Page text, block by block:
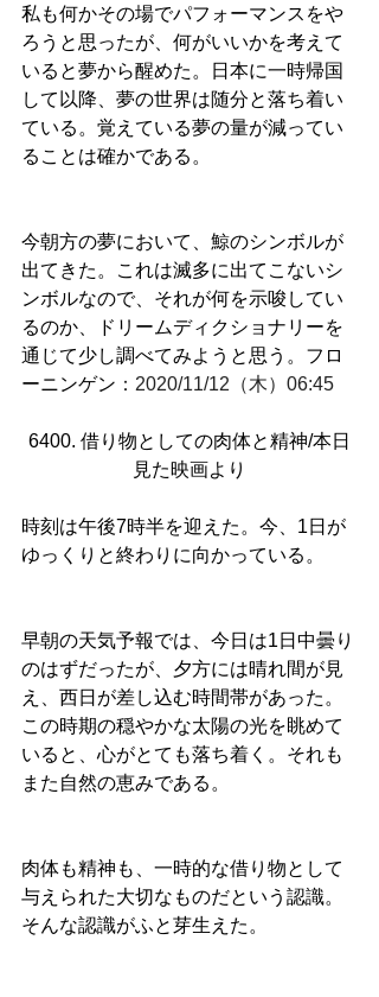
私も何かその場でパフォーマンスをや
ろうと思ったが、何がいいかを考えて
いると夢から醒めた。日本に一時帰国
して以降、夢の世界は随分と落ち着い
ている。覚えている夢の量が減ってい
ることは確かである。
今朝方の夢において、鯨のシンボルが
出てきた。これは滅多に出てこないシ
ンボルなので、それが何を示唆してい
るのか、ドリームディクショナリーを
通じて少し調べてみようと思う。フロ
ーニンゲン ： 2020/11/12（木）06:45
6400. 借り物としての肉体と精神/本日
見た映画より
時刻は午後7時半を迎えた。今、1日が
ゆっくりと終わりに向かっている。
早朝の天気予報では、今日は1日中曇り
のはずだったが、夕方には晴れ間が見
え、西日が差し込む時間帯があった。
この時期の穏やかな太陽の光を眺めて
いると、心がとても落ち着く。それも
また自然の恵みである。
肉体も精神も、一時的な借り物として
与えられた大切なものだという認識。
そんな認識がふと芽生えた。